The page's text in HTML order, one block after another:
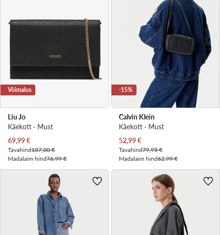
Võimalus
Liu Jo
Käekott · Must
Praegune hind
69,99€
Tavahind107,00 €
Madalaim hind76,99 €
-15%
Calvin Klein
Käekott · Must
Praegune hind
52,99€
Tavahind79,95 €
Madalaim hind62,99 €